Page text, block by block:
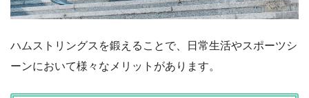
ハムストリングスを鍛えることで、日常生活やスポーツシ
ーンにおいて様々なメリットがあります。